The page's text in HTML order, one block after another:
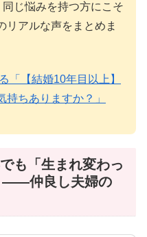
同じ悩みを持つ方にこそ
リアルな声をまとめま
「【結婚10年目以上】
持ちありますか？」
も「生まれ変わっ
——仲良し夫婦の